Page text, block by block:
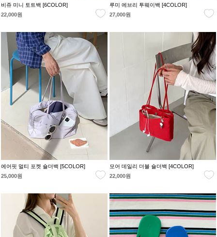
비쥬 미니 토트백 [6COLOR]
22,000원
루미 에브리 투웨이백 [4COLOR]
27,000원
에어핏 멀티 포켓 숄더백 [5COLOR]
25,000원
모어 데일리 더블 숄더백 [4COLOR]
22,000원